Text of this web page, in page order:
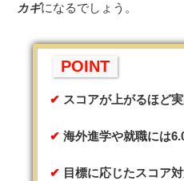
カギになるでしょう。
POINT
スコアが上がるほど
海外進学や就職には
目標に応じたスコア